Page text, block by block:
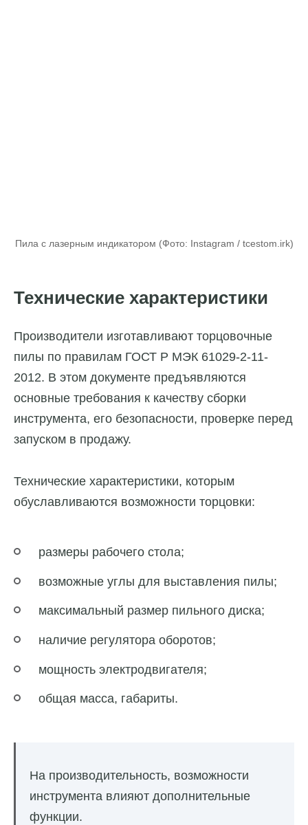
Пила с лазерным индикатором (Фото: Instagram / tcestom.irk)
Технические характеристики
Производители изготавливают торцовочные
пилы по правилам ГОСТ Р МЭК 61029-2-11-
2012. В этом документе предъявляются
основные требования к качеству сборки
инструмента, его безопасности, проверке перед
запуском в продажу.
Технические характеристики, которым
обуславливаются возможности торцовки:
размеры рабочего стола;
возможные углы для выставления пилы;
максимальный размер пильного диска;
наличие регулятора оборотов;
мощность электродвигателя;
общая масса, габариты.
На производительность, возможности
инструмента влияют дополнительные
функции.